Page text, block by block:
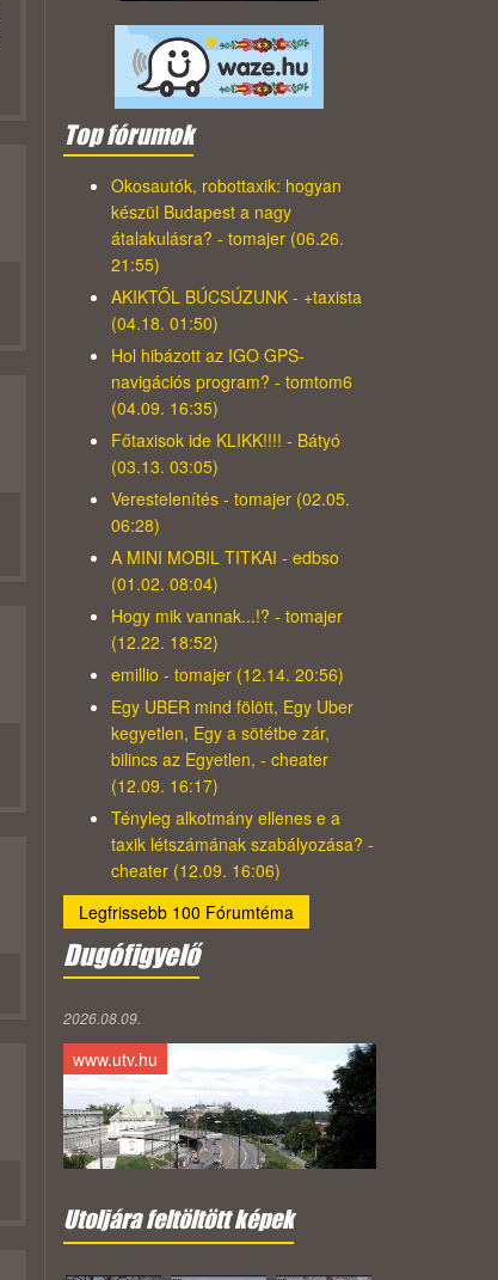
Top fórumok
Okosautók, robottaxik: hogyan
készül Budapest a nagy
átalakulásra? - tomajer (06.26.
21:55)
AKIKTŐL BÚCSÚZUNK - +taxista
(04.18. 01:50)
Hol hibázott az IGO GPS-
navigációs program? - tomtom6
(04.09. 16:35)
Főtaxisok ide KLIKK!!!! - Bátyó
(03.13. 03:05)
Verestelenítés - tomajer (02.05.
06:28)
A MINI MOBIL TITKAI - edbso
(01.02. 08:04)
Hogy mik vannak...!? - tomajer
(12.22. 18:52)
emillio - tomajer (12.14. 20:56)
Egy UBER mind fölött, Egy Uber
kegyetlen, Egy a sötétbe zár,
bilincs az Egyetlen, - cheater
(12.09. 16:17)
Tényleg alkotmány ellenes e a
taxik létszámának szabályozása? -
cheater (12.09. 16:06)
Legfrissebb 100 Fórumtéma
Dugófigyelő
2026.08.09.
www.utv.hu
Utoljára feltöltött képek